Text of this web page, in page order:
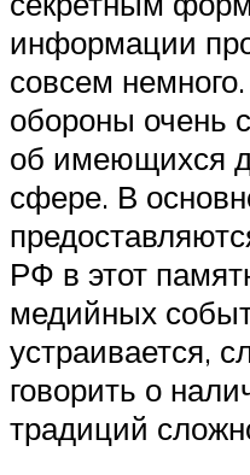
информации
совсем
обороны очень
об имеющихся
сфере. В
РФ в этот
медийных
устраивается,
говорить о
традиций